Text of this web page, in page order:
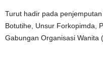
Turut hadir pada
Botutihe, Unsur Forkopimda,
Gabungan Organisasi Wanita